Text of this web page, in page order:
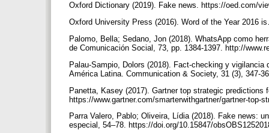
Oxford Dictionary (2019). Fake news. https://oed.com/
Oxford University Press (2016). Word of the Year
Palomo, Bella; Sedano, Jon (2018). WhatsApp como
de Comunicación Social, 73, pp. 1384-1397. http://
Palau-Sampio, Dolors (2018). Fact-checking y
América Latina. Communication & Society, 31 (3), 347-
Panetta, Kasey (2017). Gartner top strategic predictions
https://www.gartner.com/smarterwithgartner/gartner-top-
Parra Valero, Pablo; Oliveira, Lídia (2018). Fake news:
especial, 54–78. https://doi.org/10.15847/